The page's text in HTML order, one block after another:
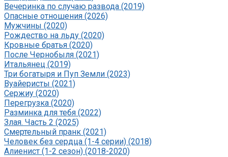
Вечеринка по случаю развода (2019)
Опасные отношения (2026)
Мужчины (2020)
Рождество на льду (2020)
Кровные братья (2020)
После Чернобыля (2021)
Итальянец (2019)
Три богатыря и Пуп Земли (2023)
Вуайеристы (2021)
Сержиу (2020)
Перегрузка (2020)
Разминка для тебя (2022)
Злая. Часть 2 (2025)
Смертельный пранк (2021)
Человек без сердца (1-4 серии) (2018)
Алиенист (1-2 сезон) (2018-2020)